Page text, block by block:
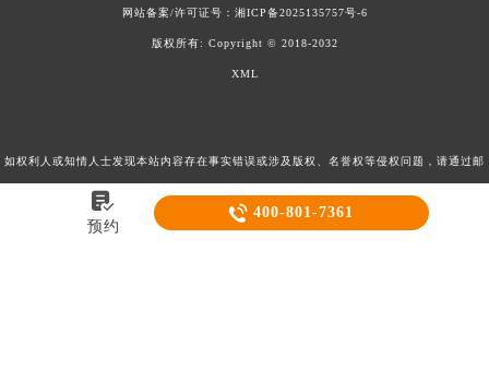
网站备案/许可证号： 湘ICP备2025135757号-6
版权所有: Copyright © 2018-2032
XML
如权利人或知情人士发现本站内容存在事实错误或涉及版权、名誉权等侵权问题，请通过邮
箱：2557628530@qq.com 与我们联系，我们将在收到通知后立即依法处理。当前页面信息
更新时间：2026-08-06T19:55:05+00:00

预约
 400-801-7361